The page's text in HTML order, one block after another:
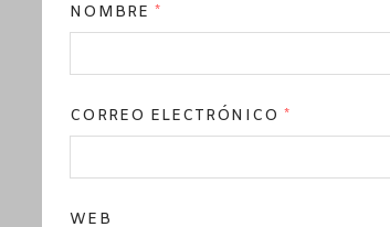
NOMBRE *
CORREO ELECTRÓNICO *
WEB